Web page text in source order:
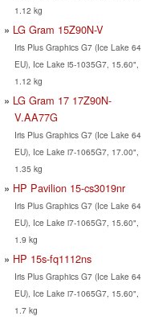
1.12 kg
LG Gram 15Z90N-V
Iris Plus Graphics G7 (Ice Lake 64
EU), Ice Lake i5-1035G7, 15.60",
1.12 kg
LG Gram 17 17Z90N-
V.AA77G
Iris Plus Graphics G7 (Ice Lake 64
EU), Ice Lake i7-1065G7, 17.00",
1.35 kg
HP Pavilion 15-cs3019nr
Iris Plus Graphics G7 (Ice Lake 64
EU), Ice Lake i7-1065G7, 15.60",
1.9 kg
HP 15s-fq1112ns
Iris Plus Graphics G7 (Ice Lake 64
EU), Ice Lake i7-1065G7, 15.60",
1.7 kg